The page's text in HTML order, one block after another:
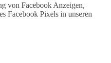
von Facebook Anzeigen,
Facebook Pixels in unseren